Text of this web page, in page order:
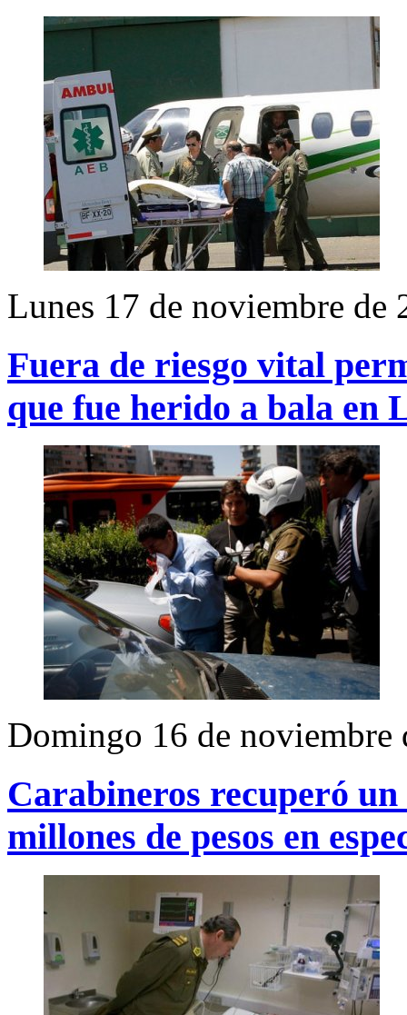
Lunes 17 de noviembre de
Fuera de riesgo vital
que fue herido a bala en
Domingo 16 de noviembre
Carabineros recuperó
millones de pesos en